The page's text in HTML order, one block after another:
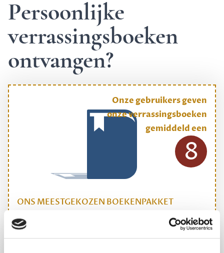
Persoonlijke
verrassingsboeken
ontvangen?
ONS MEESTGEKOZEN BOEKENPAKKET
Dewey Plus
Onze gebruikers geven
onze verrassingsboeken
gemiddeld een
8